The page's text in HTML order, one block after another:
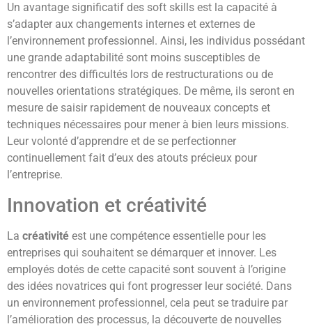
Un avantage significatif des soft skills est la capacité à
s’adapter aux changements internes et externes de
l’environnement professionnel. Ainsi, les individus possédant
une grande adaptabilité sont moins susceptibles de
rencontrer des difficultés lors de restructurations ou de
nouvelles orientations stratégiques. De même, ils seront en
mesure de saisir rapidement de nouveaux concepts et
techniques nécessaires pour mener à bien leurs missions.
Leur volonté d’apprendre et de se perfectionner
continuellement fait d’eux des atouts précieux pour
l’entreprise.
Innovation et créativité
La créativité est une compétence essentielle pour les
entreprises qui souhaitent se démarquer et innover. Les
employés dotés de cette capacité sont souvent à l’origine
des idées novatrices qui font progresser leur société. Dans
un environnement professionnel, cela peut se traduire par
l’amélioration des processus, la découverte de nouvelles